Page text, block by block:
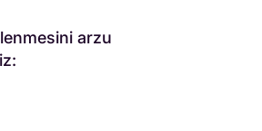
arzu